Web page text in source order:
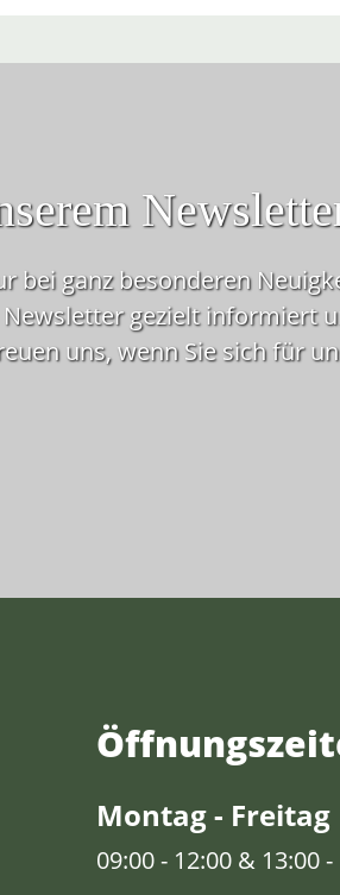
bei ganz besonderen
gezielt informiert
uns, wenn Sie sich für
Montag - Freitag
09:00 - 12:00 & 13:00 -